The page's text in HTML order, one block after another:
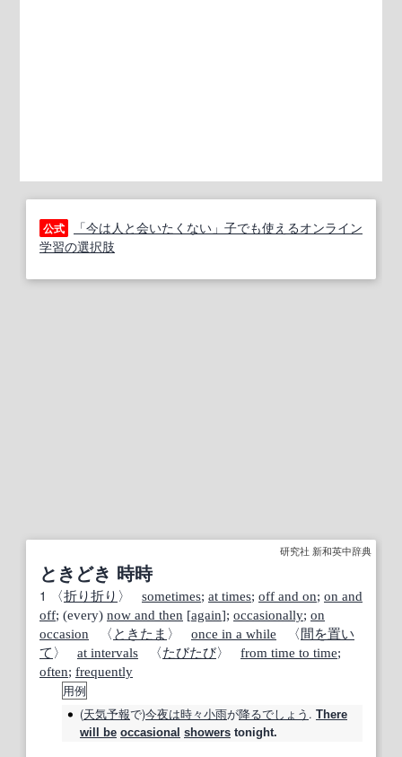
公式
「今は人と会いたくない」子でも使えるオンライン
学習の選択肢
研究社 新和英中辞典
ときどき 時時
1 〈折り折り 〉 sometimes; at times; off and on; on and
off; (every) now and then [again]; occasionally; on
occasion 〈 ときたま 〉 once in a while 〈 間を置い
て 〉 at intervals 〈たびたび〉 from time to time;
often; frequently
用例
(天気予報で)今夜は時々小雨が降るでしょう . There
will be occasional showers tonight.